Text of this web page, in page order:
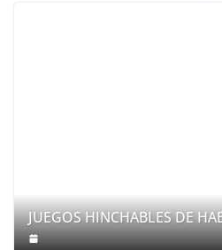
JUEGOS HINCHABLES DE